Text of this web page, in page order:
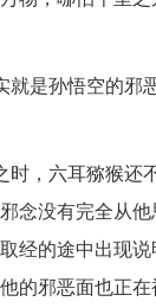
就是孙悟空的邪
时，六耳猕猴还
念没有完全从
经的途中出现
的邪恶面也正